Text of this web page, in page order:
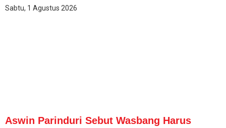
Sabtu, 1 Agustus 2026
Aswin Parinduri Sebut Wasbang Harus